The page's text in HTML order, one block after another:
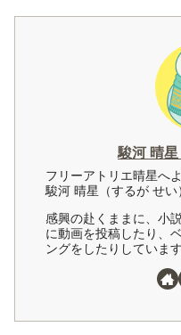
駿河 晴星
フリーアトリエ晴星へ
駿河 晴星（するが せい
感興の赴くままに、小
に動画を投稿したり、
ングをしたりしています